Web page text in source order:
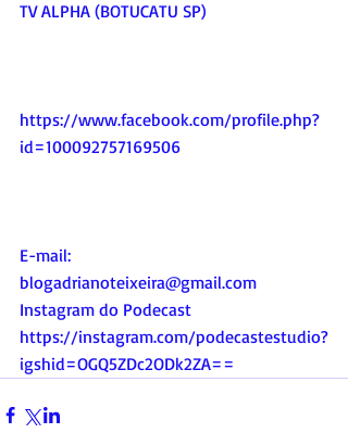
TV ALPHA (BOTUCATU SP)
https://www.facebook.com/profile.php?
id=100092757169506
E-mail:
blogadrianoteixeira@gmail.com
Instagram do Podecast
https://instagram.com/podecastestudio?
igshid=OGQ5ZDc2ODk2ZA==